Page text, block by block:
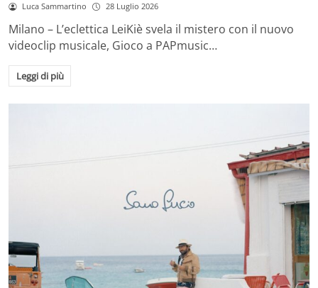
Luca Sammartino 28 Luglio 2026
Milano – L’eclettica LeiKiè svela il mistero con il nuovo
videoclip musicale, Gioco a PAPmusic…
Leggi di più